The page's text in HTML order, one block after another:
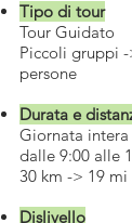
Tipo di tour
Tour Guidato
Piccoli gruppi
persone
Durata e
Giornata intera
dalle 9:00 alle
30 km -> 19 mi
Dislivello